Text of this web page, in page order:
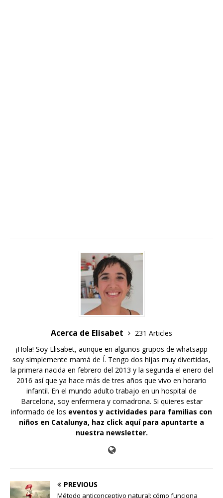
Acerca de Elisabet
231 Articles
¡Hola! Soy Elisabet, aunque en algunos grupos de whatsapp
soy simplemente mamá de Í. Tengo dos hijas muy divertidas,
la primera nacida en febrero del 2013 y la segunda el enero del
2016 así que ya hace más de tres años que vivo en horario
infantil. En el mundo adulto trabajo en un hospital de
Barcelona, soy enfermera y comadrona. Si quieres estar
informado de los eventos y actividades para familias con
niños en Catalunya, haz click aquí para apuntarte a
nuestra newsletter.
PREVIOUS
Método anticonceptivo natural: cómo funciona